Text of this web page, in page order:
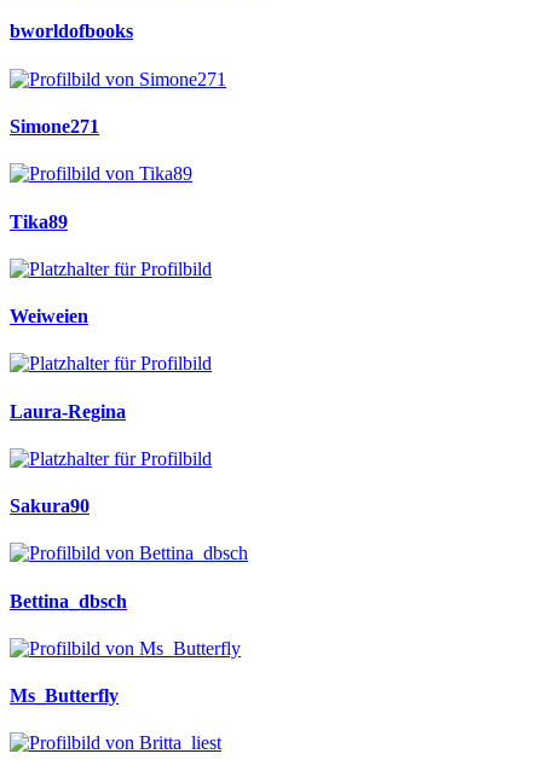
bworldofbooks
Simone271
Tika89
Weiweien
Laura-Regina
Sakura90
Bettina_dbsch
Ms_Butterfly